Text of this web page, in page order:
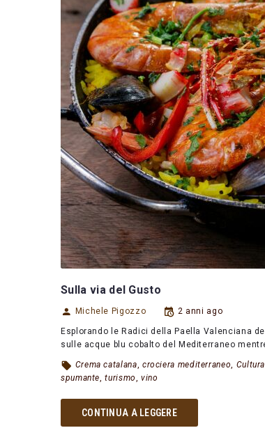
Sulla via del Gusto
Michele Pigozzo 2 anni ago
Esplorando le Radici della Paella Valenciana
sulle acque blu cobalto del Mediterraneo
Crema catalana, crociera mediterraneo,
spumante,turismo,vino
CONTINUA A LEGGERE